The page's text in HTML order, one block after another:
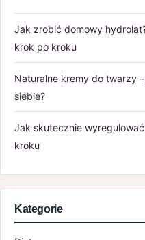
Jak zrobić domowy
krok po kroku
Naturalne kremy do twarzy
siebie?
Jak skutecznie
kroku
Kategorie